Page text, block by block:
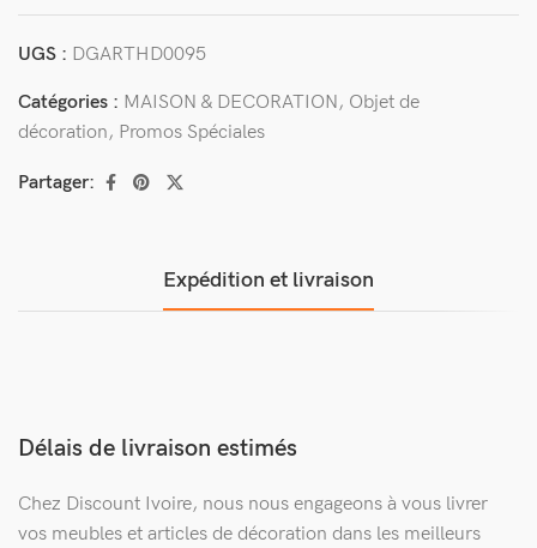
UGS : DGARTHD0095
Catégories : MAISON & DECORATION, Objet de
décoration, Promos Spéciales
Partager:
Expédition et livraison
Délais de livraison estimés
Chez Discount Ivoire, nous nous engageons à vous livrer
vos meubles et articles de décoration dans les meilleurs